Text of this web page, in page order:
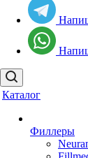
Каталог
Филлеры